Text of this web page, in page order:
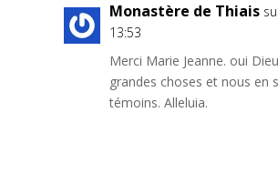
Monastère de Thiais
13:53
Merci Marie Jeanne. oui
grandes choses et nous en
témoins. Alleluia.